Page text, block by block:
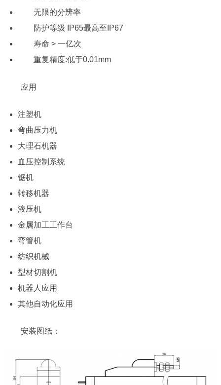
无限的分辨率
防护等级 IP65最高至IP67
寿命 > 一亿次
重复精度:低于0.01mm
应用
注塑机
弯曲压力机
大理石机器
血压控制系统
锯机
转移机器
液压机
金属加工工作台
弯管机
纺织机械
型材切割机
机器人应用
其他自动化应用
安装图纸：